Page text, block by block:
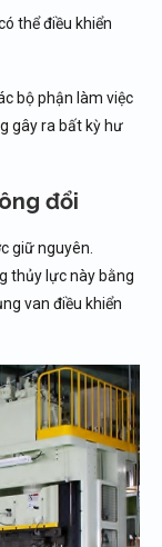
thể điều khiển
bộ phận làm việc
gây ra bất kỳ hư
đổi
giữ nguyên.
thủy lực này bằng
van điều khiển